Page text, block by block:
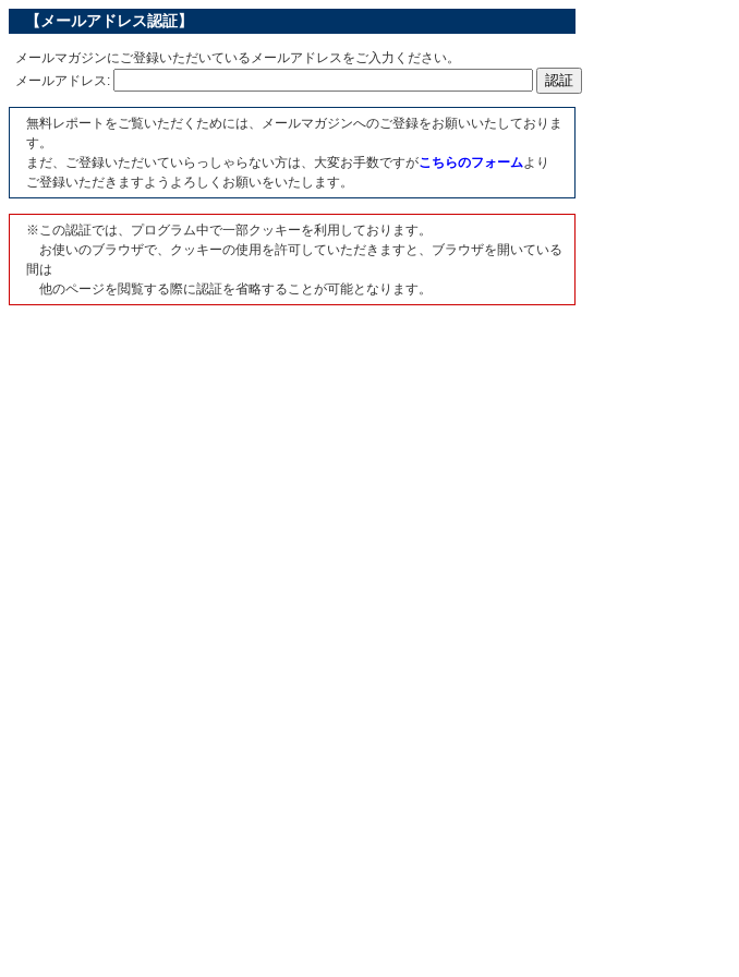
【メールアドレス認証】
メールマガジンにご登録いただいているメールアドレスをご入力ください。
メールアドレス:
無料レポートをご覧いただくためには、メールマガジンへのご登録をお願いいたしておりま
す。
まだ、ご登録いただいていらっしゃらない方は、大変お手数ですがこちらのフォームより
ご登録いただきますようよろしくお願いをいたします。
※この認証では、プログラム中で一部クッキーを利用しております。
お使いのブラウザで、クッキーの使用を許可していただきますと、ブラウザを開いている
間は
他のページを閲覧する際に認証を省略することが可能となります。